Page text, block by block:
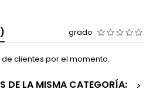
grado
clientes por el momento.
DE LA MISMA CATEGORÍA:
>